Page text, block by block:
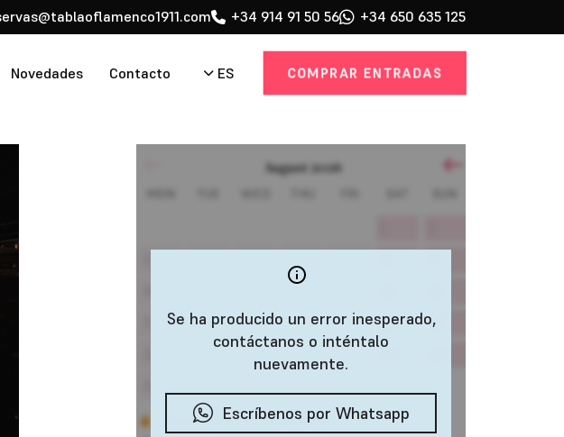
+34 914 91 50 56 +34 650 635 125
Novedades Contacto ES COMPRAR ENTRADAS